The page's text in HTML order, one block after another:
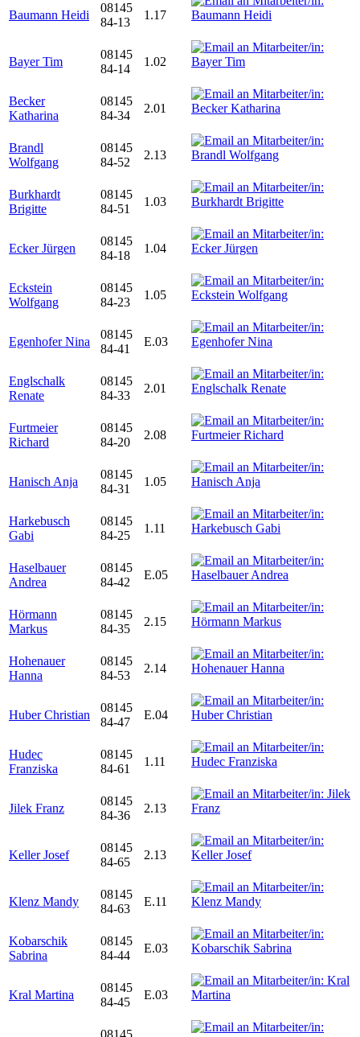
Baumann Heidi
08145
84-13
1.17
Bayer Tim
08145
84-14
1.02
Becker
Katharina
08145
84-34
2.01
Brandl
Wolfgang
08145
84-52
2.13
Burkhardt
Brigitte
08145
84-51
1.03
Ecker Jürgen
08145
84-18
1.04
Eckstein
Wolfgang
08145
84-23
1.05
Egenhofer Nina
08145
84-41
E.03
Englschalk
Renate
08145
84-33
2.01
Furtmeier
Richard
08145
84-20
2.08
Hanisch Anja
08145
84-31
1.05
Harkebusch
Gabi
08145
84-25
1.11
Haselbauer
Andrea
08145
84-42
E.05
Hörmann
Markus
08145
84-35
2.15
Hohenauer
Hanna
08145
84-53
2.14
Huber Christian
08145
84-47
E.04
Hudec
Franziska
08145
84-61
1.11
Jilek Franz
08145
84-36
2.13
Keller Josef
08145
84-65
2.13
Klenz Mandy
08145
84-63
E.11
Kobarschik
Sabrina
08145
84-44
E.03
Kral Martina
08145
84-45
E.03